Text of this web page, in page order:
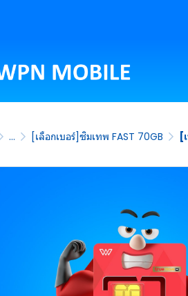
... [เลือกเบอร์]ซิมเทพ FAST 70GB [